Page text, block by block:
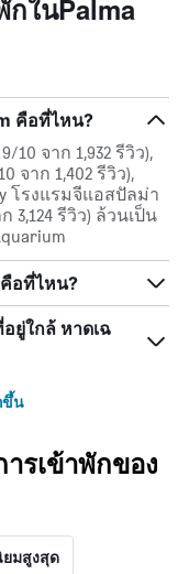
กในPalma
คือที่ไหน?
10 จาก 1,932 รีวิว),
จาก 1,402 รีวิว),
โรงแรมจีแอสปัลม่า
3,124 รีวิว) ล้วนเป็น
อที่ไหน?
ยู่ใกล้ หาดเฉ
ขึ้น
รเข้าพักของ
ยมสูงสุด